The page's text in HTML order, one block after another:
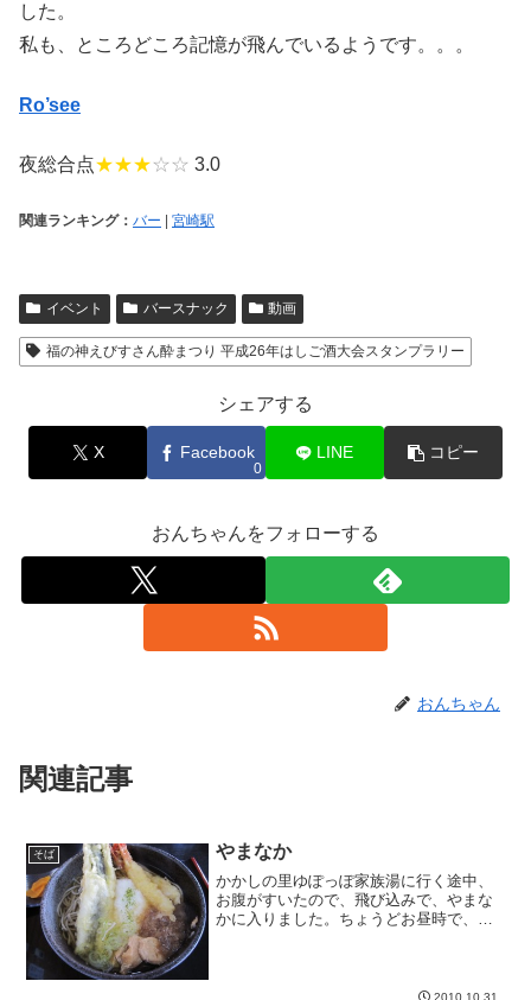
した。
私も、ところどころ記憶が飛んでいるようです。。。
Ro’see
夜総合点★★★☆☆ 3.0
関連ランキング： バー | 宮崎駅
イベント バースナック 動画
福の神えびすさん酔まつり 平成26年はしご酒大会スタンプラリー
シェアする
X Facebook
0
LINE コピー
おんちゃんをフォローする
おんちゃん
関連記事
そば やまなか
かかしの里ゆぽっぽ家族湯に行く途中、
お腹がすいたので、飛び込みで、やまな
かに入りました。ちょうどお昼時で、駐
す。やまなかのお店の中は、床...2010.10.31